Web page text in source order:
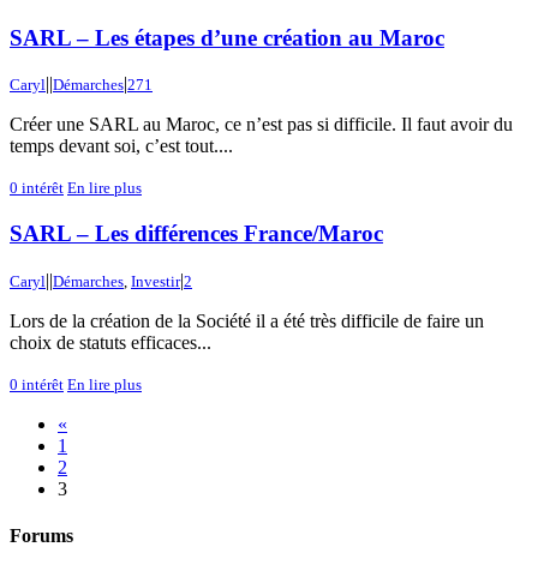
SARL – Les étapes d’une création au Maroc
Caryl||Démarches|271
Créer une SARL au Maroc, ce n’est pas si difficile. Il faut avoir du
temps devant soi, c’est tout....
0 intérêt En lire plus
SARL – Les différences France/Maroc
Caryl||Démarches Investir|2
Lors de la création de la Société il a été très difficile de faire un
choix de statuts efficaces...
0 intérêt En lire plus
«
1
2
3
Forums